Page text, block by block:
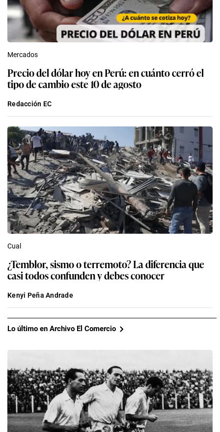
Mercados
Precio del dólar hoy en Perú: en cuánto cerró el
tipo de cambio este 10 de agosto
Redacción EC
Cual
¿Temblor, sismo o terremoto? La diferencia que
casi todos confunden y debes conocer
Kenyi Peña Andrade
Lo último en Archivo El Comercio